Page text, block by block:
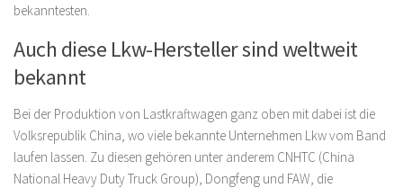
bekanntesten.
Auch diese Lkw-Hersteller sind weltweit
bekannt
Bei der Produktion von Lastkraftwagen ganz oben mit dabei ist die
Volksrepublik China, wo viele bekannte Unternehmen Lkw vom Band
laufen lassen. Zu diesen gehören unter anderem CNHTC (China
National Heavy Duty Truck Group), Dongfeng und FAW, die